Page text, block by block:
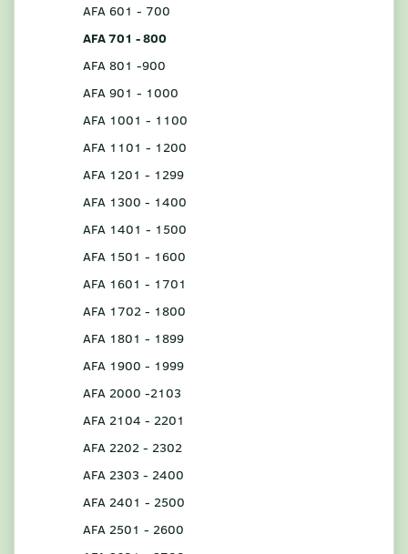
AFA 601 - 700
AFA 701 - 800
AFA 801 -900
AFA 901 - 1000
AFA 1001 - 1100
AFA 1101 - 1200
AFA 1201 - 1299
AFA 1300 - 1400
AFA 1401 - 1500
AFA 1501 - 1600
AFA 1601 - 1701
AFA 1702 - 1800
AFA 1801 - 1899
AFA 1900 - 1999
AFA 2000 -2103
AFA 2104 - 2201
AFA 2202 - 2302
AFA 2303 - 2400
AFA 2401 - 2500
AFA 2501 - 2600